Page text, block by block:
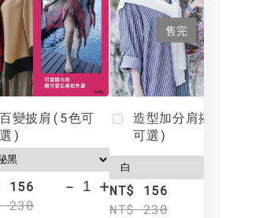
百變披肩(5色可
選)
156
230
- +
售完
造型加分肩搭(4色
可選)
NT$ 156
NT$ 230